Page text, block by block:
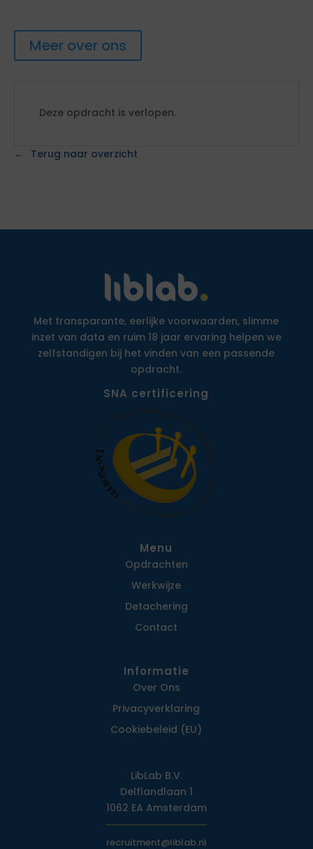
Meer over ons
Deze opdracht is verlopen.
Terug naar overzicht
Met transparante, eerlijke voorwaarden, slimme
inzet van data en ruim 18 jaar ervaring helpen we
zelfstandigen bij het vinden van een passende
opdracht.
SNA certificering
Menu
Opdrachten
Werkwijze
Detachering
Contact
Informatie
Over Ons
Privacy­verklaring
Cookiebeleid (EU)
LibLab B.V.
Delflandlaan 1
1062 EA Amsterdam
recruitment@liblab.nl